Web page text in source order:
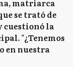
matriarca
se trató de
cuestionó la
"¿Tenemos
en nuestra